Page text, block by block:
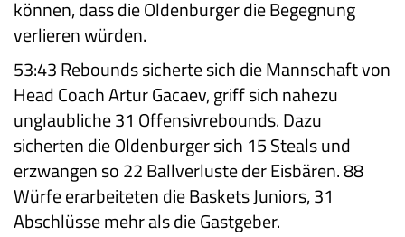
können, dass die Oldenburger die Begegnung
verlieren würden.
53:43 Rebounds sicherte sich die Mannschaft von
Head Coach Artur Gacaev, griff sich nahezu
unglaubliche 31 Offensivrebounds. Dazu
sicherten die Oldenburger sich 15 Steals und
erzwangen so 22 Ballverluste der Eisbären. 88
Würfe erarbeiteten die Baskets Juniors, 31
Abschlüsse mehr als die Gastgeber.